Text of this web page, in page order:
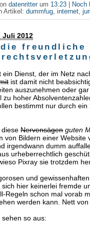
datenritterum 13:23 Noch
Artikel:dummfug ,internet ,
Juli 2012
freundliche
ein Dienst, der im Netz
ist damit nicht
auszunehmen oder
zu hoher
bestimmt nur durch
dieseNervensägen guten
von Bildern einer
irgendwann dumm
urheberrechtlich
Pixray sie trotzdem
und
hier keinerlei fremde
Regeln schon mal vorab
werden kann. Nett
so aus: